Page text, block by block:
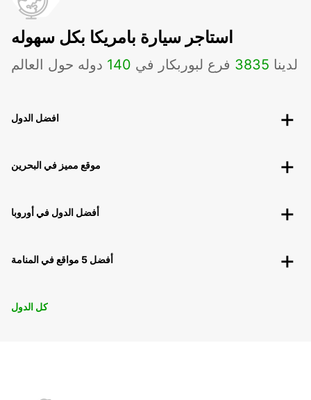
استاجر سيارة بامريكا بكل سهوله
لدينا 3835 فرع لبوربكار في 140 دوله حول العالم
افضل الدول
موقع مميز في البحرين
أفضل الدول في أوروبا
أفضل 5 مواقع في المنامة
كل الدول